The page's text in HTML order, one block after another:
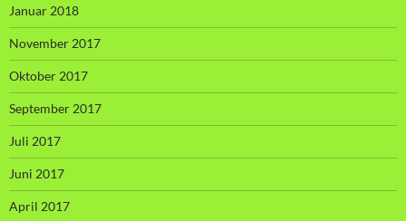
Januar 2018
November 2017
Oktober 2017
September 2017
Juli 2017
Juni 2017
April 2017